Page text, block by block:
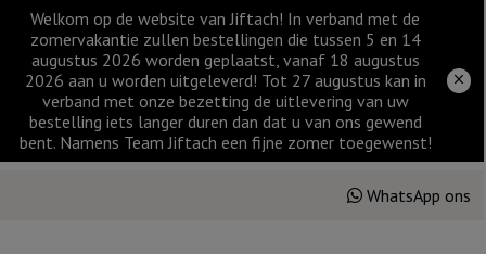
Welkom op de website van Jiftach! In verband met de
zomervakantie zullen bestellingen die tussen 5 en 14
augustus 2026 worden geplaatst, vanaf 18 augustus
2026 aan u worden uitgeleverd! Tot 27 augustus kan in
verband met onze bezetting de uitlevering van uw
bestelling iets langer duren dan dat u van ons gewend
bent. Namens Team Jiftach een fijne zomer toegewenst!
WhatsApp ons